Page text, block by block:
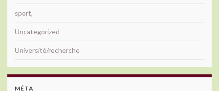
sport,
Uncategorized
Université/recherche
MÉTA